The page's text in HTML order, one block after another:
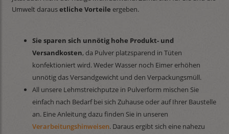
Umwelt darausetliche Vorteile ergeben.
Sie sparen sich unnötig hohe Produkt- und
Versandkosten, da Pulver platzsparend in Tüten
konfektioniert wird. Weder Wasser noch Eimer erhöhen
unnötig das Versandgewicht und den Verpackungsmüll.
All unsere Lehmstreichputze in Pulverform mischen Sie
einfach nach Bedarf bei sich Zuhause oder auf Ihrer Baustelle
an. Eine Anleitung dazu finden Sie in unseren
Verarbeitungshinweisen. Daraus ergibt sich eine nahezu